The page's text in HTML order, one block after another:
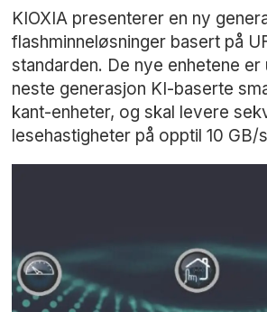
KIOXIA presenterer en ny
flashminneløsninger basert på
standarden. De nye enhetene
neste generasjon KI-baserte
kant-enheter, og skal levere
lesehastigheter på opptil 10 GB/